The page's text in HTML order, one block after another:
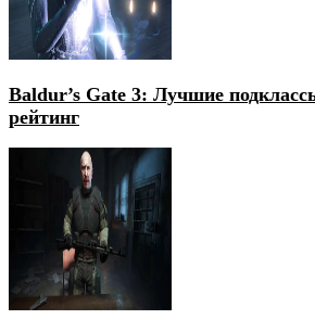
Baldur’s Gate 3: Лучшие
рейтинг